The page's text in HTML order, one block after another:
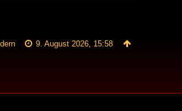
9. August 2026, 15:58